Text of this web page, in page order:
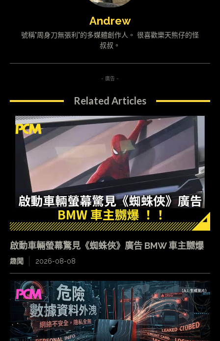
Andrew
號稱"周身刀無張利"的多媒體創作人。 很喜歡樂天熊仔的怪
叔叔。
- 廣告 -
Related Articles
啟動車輛螢幕驚見《蜘蛛俠》廣告 BMW 車主嬲爆
趣聞 2026-08-08